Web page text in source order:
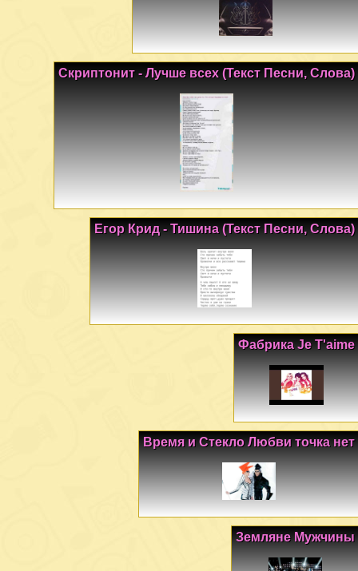
Скриптонит - Лучше всех (Текст Песни, Слова)
Егор Крид - Тишина (Текст Песни, Слова)
Фабрика Je T'aime
Время и Стекло Любви точка нет
Земляне Мужчины